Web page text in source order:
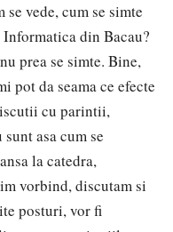
vede, cum se simte
din Bacau?
prea se simte. Bine,
pot da seama ce efecte
cu parintii,
asa cum se
la catedra,
vorbind, discutam si
posturi, vor fi